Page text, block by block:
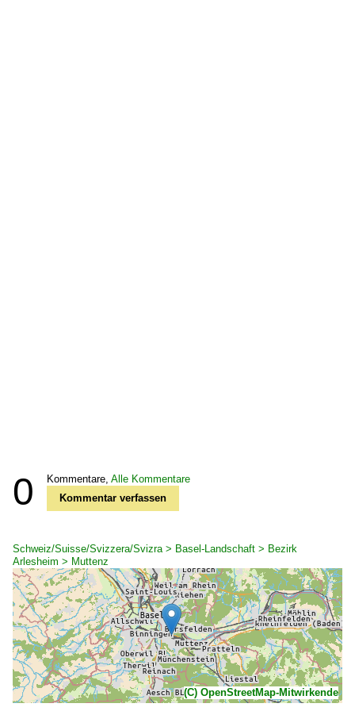
0 Kommentare, Alle Kommentare
Kommentar verfassen
Schweiz/Suisse/Svizzera/Svizra > Basel-Landschaft > Bezirk
Arlesheim > Muttenz
(C) OpenStreetMap-Mitwirkende